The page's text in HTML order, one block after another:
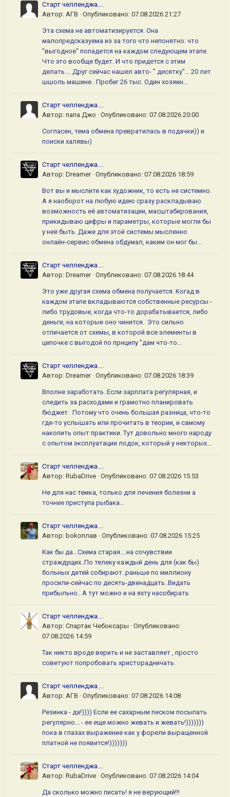
Старт челленджа….
Автор: АГВ · Опубликовано: 07.08.2026 21:27
Эта схема не автоматизируется. Она
малопредсказуема из за того что непонятно: что
"выгодное" попадется на каждом следующем этапе.
Что это вообще будет. И что придется с этим
делать.... Друг сейчас нашел авто- " десятку"... 20 лет
шшоль машине.. Пробег 26 тыс. Один хозяин...
Старт челленджа….
Автор: папа Джо · Опубликовано: 07.08.2026 20:00
Согласен, тема обмена превратилась в подачки)) и
поиски халявы)
Старт челленджа….
Автор: Dreamer· Опубликовано: 07.08.2026 18:59
Вот вы и мыслите как художник, то есть не системно.
А я наоборот на любую идею сразу раскладываю
возможность её автоматизации, масштабирования,
прикидываю цифры и параметры, которые могли бы
у неё быть. Даже для этой системы мысленно
онлайн-сервис обмена обдумал, каким он мог бы...
Старт челленджа….
Автор: Dreamer· Опубликовано: 07.08.2026 18:44
Это уже другая схема обмена получается. Когад в
каждом этапе вкладываются собственные ресурсы -
либо трудовые, когда что-то дорабатывается, либо
деньги, на которые оно чинится. Это сильно
отличается от схемы, в которой все элементы в
цепочке с выгодой по прнципу "дам что-то...
Старт челленджа….
Автор: Dreamer· Опубликовано: 07.08.2026 18:39
Вполне заработать. Если зарплата регулярная, и
следить за расходами и грамотно планировать
бюджет. Потому что очень большая разница, что-то
где-то услышать или прочитать в теории, и самому
накопить опыт практики. Тут довольно много народу
с опытом эксплуатации лодок, который у некторых...
Старт челленджа….
Автор: RubaDrive · Опубликовано: 07.08.2026 15:53
Не для нас темка, только для лечения болезни а
точнее приступа рыбака…
Старт челленджа….
Автор: bokoплав · Опубликовано: 07.08.2026 15:25
Как бы да...Схема старая....на сочувствии
страждущих..По телеку каждый день для (как бы)
больных детей собирают..раньше по миллиону
просили-сейчас по десять-двенадцать..Видать
прибыльно.. А тут можно и на яхту насобирать
Старт челленджа….
Автор: Спартак Чебоксары · Опубликовано:
07.08.2026 14:59
Так никто вроде верить и не заставляет , просто
советуют попробовать христорадничать.
Старт челленджа….
Автор: АГВ · Опубликовано: 07.08.2026 14:08
Резинка - да!)))) Если ее сахарным песком посыпать
регулярно... - ее еще можно жевать и жевать!)))))))
пока в глазах выражение как у форели выращенной
платной не появится!)))))))
Старт челленджа….
Автор: RubaDrive · Опубликовано: 07.08.2026 14:04
Да сколько можно писать! я не верующий!!!